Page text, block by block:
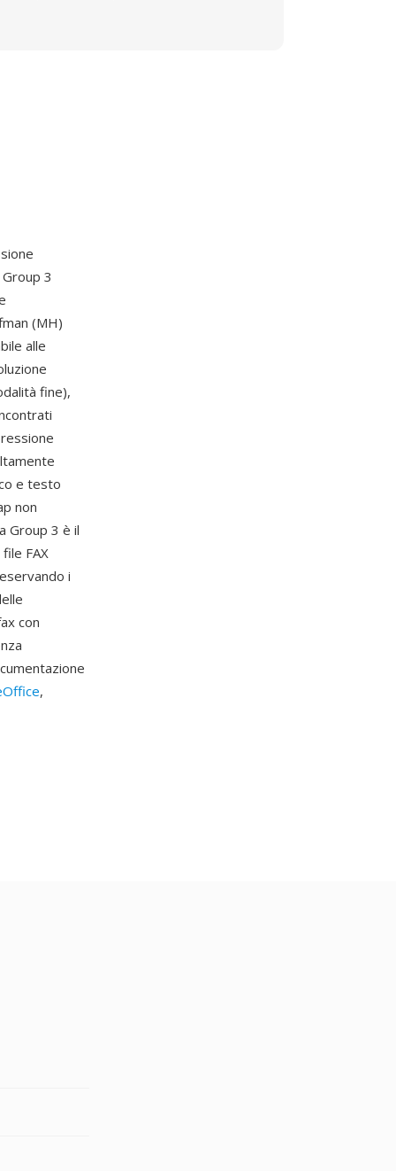
3
(MH)
alle
fine),
e testo
non
Group 3 è il
FAX
i
con
,